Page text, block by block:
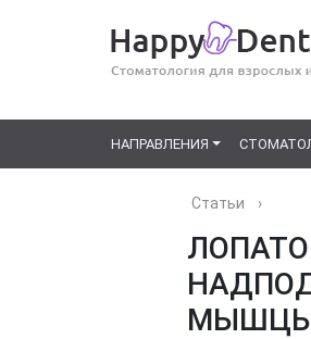
НАПРАВЛЕНИЯ
Статьи ›